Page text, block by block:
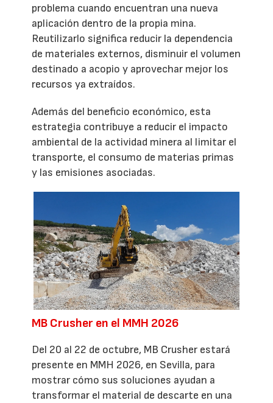
problema cuando encuentran una nueva
aplicación dentro de la propia mina.
Reutilizarlo significa reducir la dependencia
de materiales externos, disminuir el volumen
destinado a acopio y aprovechar mejor los
recursos ya extraídos.
Además del beneficio económico, esta
estrategia contribuye a reducir el impacto
ambiental de la actividad minera al limitar el
transporte, el consumo de materias primas
y las emisiones asociadas.
MB Crusher en el MMH 2026
Del 20 al 22 de octubre, MB Crusher estará
presente en MMH 2026, en Sevilla, para
mostrar cómo sus soluciones ayudan a
transformar el material de descarte en una